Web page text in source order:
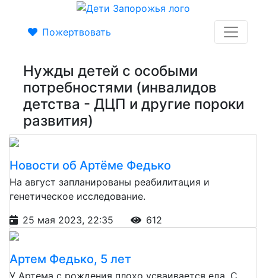
Пожертвовать
Нужды детей с особыми
потребностями (инвалидов
детства - ДЦП и другие пороки
развития)
Новости об Артёме Федько
На август запланированы реабилитация и
генетическое исследование.
25 мая 2023, 22:35
612
Артем Федько, 5 лет
У Артема с рождения плохо усваивается еда. С